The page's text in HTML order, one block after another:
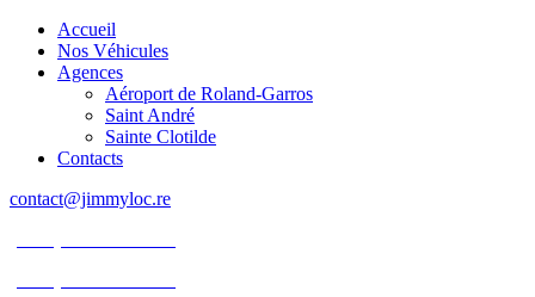
Accueil
Nos Véhicules
Agences
Aéroport de Roland-Garros
Saint André
Sainte Clotilde
Contacts
contact@jimmyloc.re